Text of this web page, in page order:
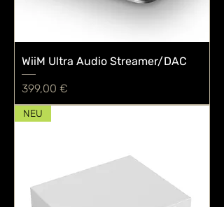
WiiM Ultra Audio Streamer/DAC
Preis
399,00 €
NEU